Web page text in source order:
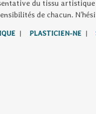
du tissu
de chacun.
| PLASTICIEN-NE |